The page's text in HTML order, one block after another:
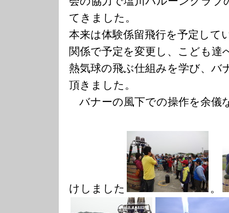
てきました。
本来は体験係留飛行を予定して
関係で予定を変更し、こども達
熱気球の飛ぶ仕組みを学び、バ
頂きました。
バナーの風下での操作を余儀
けしました 。